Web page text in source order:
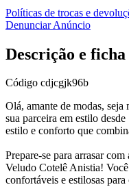
Políticas de trocas e
Denunciar Anúncio
Descrição e
Código cdjcgjk96b
Olá, amante de modas,
sua parceira em estilo
estilo e conforto que
Prepare-se para arrasar
Veludo Cotelê Anistia!
confortáveis e estilosas